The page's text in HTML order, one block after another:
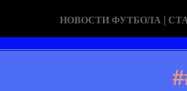
НОВОСТИ ФУТБОЛА |